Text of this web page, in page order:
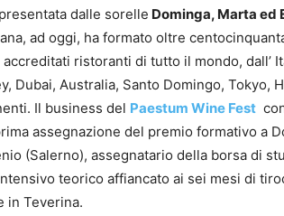
dalle sorelle Dominga, Marta ed
ad oggi, ha formato oltre
ristoranti di tutto il mondo, dall’
Dubai, Australia, Santo Domingo, Tokyo,
Il business del Paestum Wine Fest
assegnazione del premio formativo a
(Salerno), assegnatario della borsa di
teorico affiancato ai sei mesi di
in Teverina.